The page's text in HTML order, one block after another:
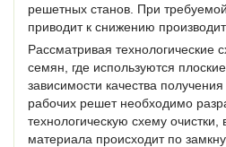
решетных станов. При требуемой
приводит к снижению
Рассматривая технологические
семян, где используются
зависимости качества
рабочих решет необходимо
технологическую схему очистки,
материала происходит по